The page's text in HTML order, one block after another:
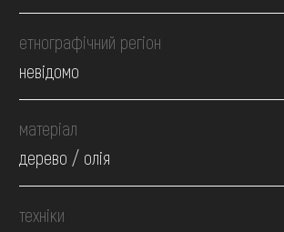
етнографічний регіон
невідомо
матеріал
дерево / олія
техніки